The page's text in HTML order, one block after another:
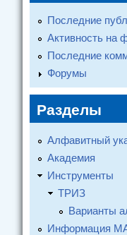
Последние
Активность на
Последние
Форумы
Разделы
Алфавитный
Академия
Инструменты
ТРИЗ
Варианты
Информация